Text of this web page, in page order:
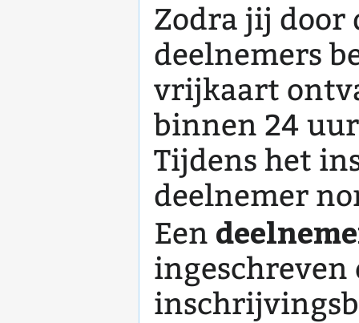
Zodra jij door
deelnemers
vrijkaart
binnen 24
Tijdens het
deelnemer
Een